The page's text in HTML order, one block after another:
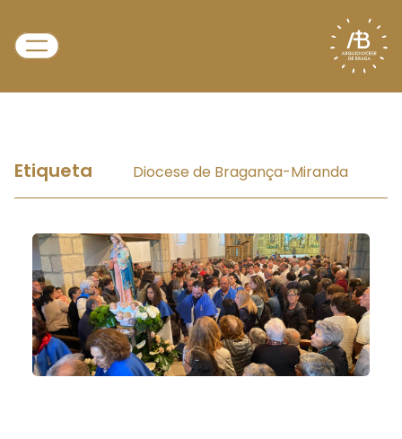
Etiqueta Diocese de Bragança-Miranda